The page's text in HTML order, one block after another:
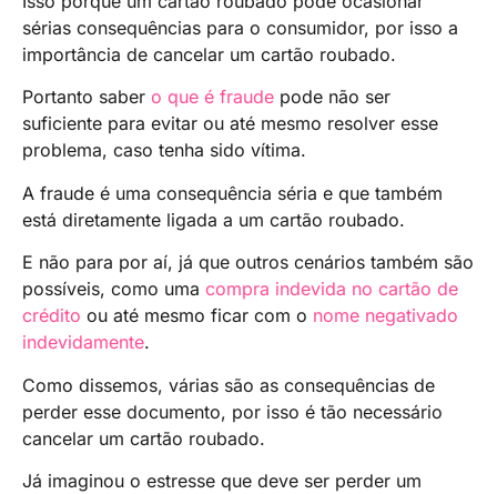
sérias consequências para o consumidor, por isso a
importância de cancelar um cartão roubado.
Portanto saber o que é fraude pode não ser
suficiente para evitar ou até mesmo resolver esse
problema, caso tenha sido vítima.
A fraude é uma consequência séria e que também
está diretamente ligada a um cartão roubado.
E não para por aí, já que outros cenários também são
possíveis, como uma compra indevida no cartão de
crédito ou até mesmo ficar com o nome negativado
indevidamente.
Como dissemos, várias são as consequências de
perder esse documento, por isso é tão necessário
cancelar um cartão roubado.
Já imaginou o estresse que deve ser perder um